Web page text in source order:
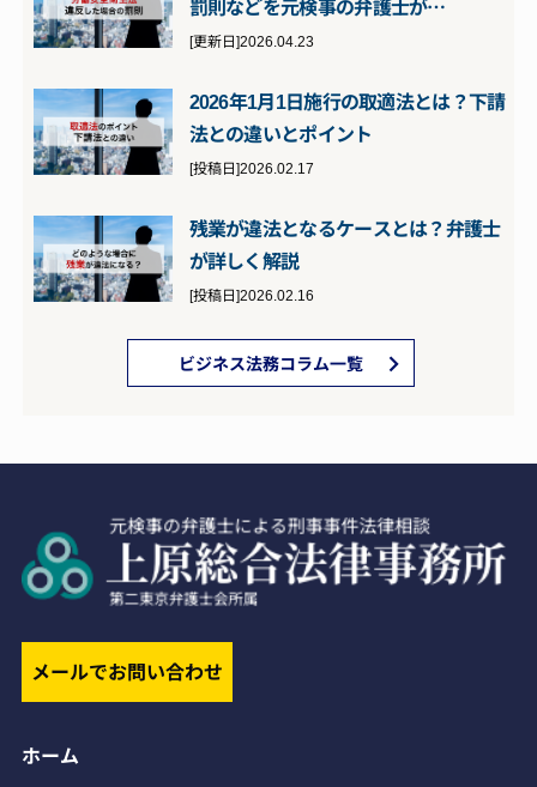
罰則などを元検事の弁護士が…
[更新日]2026.04.23
2026年1月1日施行の取適法とは？下請
法との違いとポイント
[投稿日]2026.02.17
残業が違法となるケースとは？弁護士
が詳しく解説
[投稿日]2026.02.16
ビジネス法務コラム一覧
メールでお問い合わせ
ホーム